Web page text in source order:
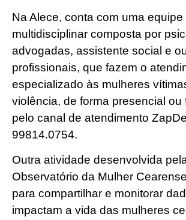
Na Alece, conta com uma equipe
multidisciplinar composta por
advogadas, assistente social e
profissionais, que fazem o
especializado às mulheres
violência, de forma presencial ou
pelo canal de atendimento
99814.0754.
Outra atividade desenvolvida
Observatório da Mulher
para compartilhar e monitorar
impactam a vida das mulheres